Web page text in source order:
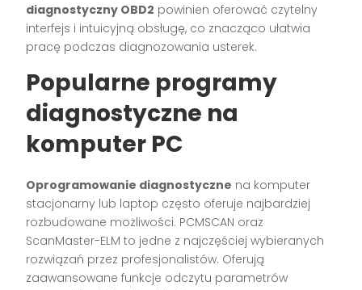
diagnostyczny OBD2 powinien oferować czytelny
interfejs i intuicyjną obsługę, co znacząco ułatwia
pracę podczas diagnozowania usterek.
Popularne programy
diagnostyczne na
komputer PC
Oprogramowanie diagnostyczne na komputer
stacjonarny lub laptop często oferuje najbardziej
rozbudowane możliwości. PCMSCAN oraz
ScanMaster-ELM to jedne z najczęściej wybieranych
rozwiązań przez profesjonalistów. Oferują
zaawansowane funkcje odczytu parametrów